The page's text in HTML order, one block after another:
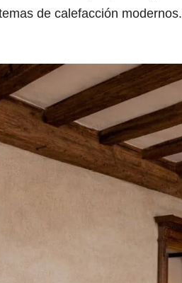
de calefacción modernos.